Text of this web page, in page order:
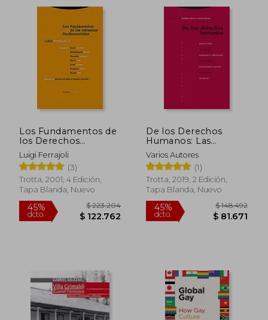
45% $ 126.942 35% $
Los Fundamentos de
los Derechos
Fundamentales
Luigi Ferrajoli
(3)
Trotta, 2001, 4 Edición,
Tapa Blanda, Nuevo
De los Derechos
Humanos: Las
Conferencias Oxford
Amnesty de 1993
(Estructuras y
Procesos. Filosofía)
Varios Autores
(1)
Trotta, 2019, 2 Edición,
Tapa Blanda, Nuevo